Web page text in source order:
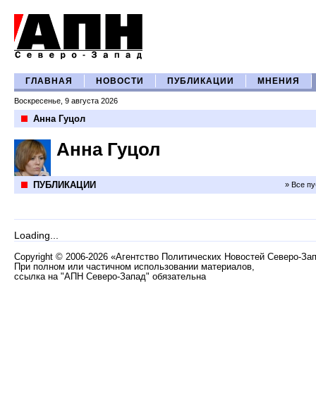
ГЛАВНАЯ НОВОСТИ ПУБЛИКАЦИИ МНЕНИЯ
Воскресенье, 9 августа 2026
Анна Гуцол
Анна Гуцол
ПУБЛИКАЦИИ » Все
Loading...
Copyright © 2006-2026 «Агентство Политических Новостей Северо-
При полном или частичном использовании материалов,
ссылка на "АПН Северо-Запад" обязательна